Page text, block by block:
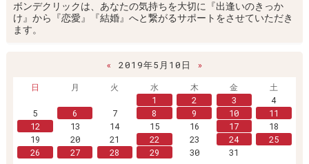
ボンデクリックは、あなたの気持ちを大切に『出逢いのきっか
け』から『恋愛』『結婚』へと繋がるサポートをさせていただき
ます。
« 2019年5月10日
»
日
月 火 水 木 金
土
1
2 3
4
5
6 7 8 9 10
11
12
13 14 15 16 17
18
19
20 21 22 23 24
25
26
27 28 29 30 31